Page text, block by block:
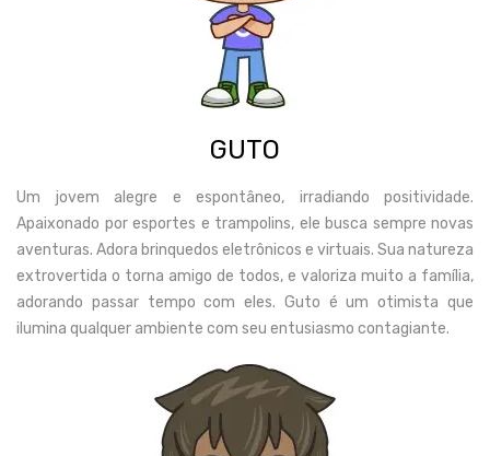
GUTO
Um jovem alegre e espontâneo, irradiando positividade.
Apaixonado por esportes e trampolins, ele busca sempre novas
aventuras. Adora brinquedos eletrônicos e virtuais. Sua natureza
extrovertida o torna amigo de todos, e valoriza muito a família,
adorando passar tempo com eles. Guto é um otimista que
ilumina qualquer ambiente com seu entusiasmo contagiante.